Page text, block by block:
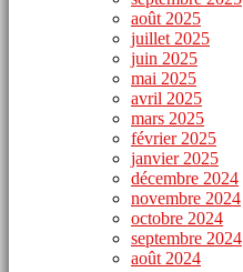
août 2025
juillet 2025
juin 2025
mai 2025
avril 2025
mars 2025
février 2025
janvier 2025
décembre 2024
novembre 2024
octobre 2024
septembre 2024
août 2024